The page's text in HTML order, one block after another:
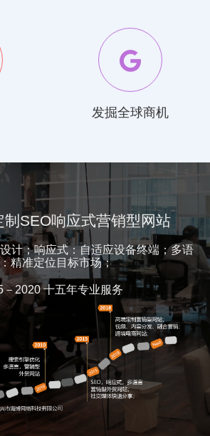
发掘全球商机
制SEO响应式营销型网站
计；响应式：自适应设备终端；多语
精准定位目标市场；
－2020 十五年专业服务